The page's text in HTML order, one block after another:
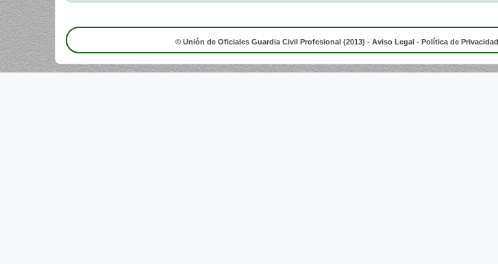
© Unión de Oficiales Guardia Civil Profesional (2013) - Aviso Legal - Política de Privacidad